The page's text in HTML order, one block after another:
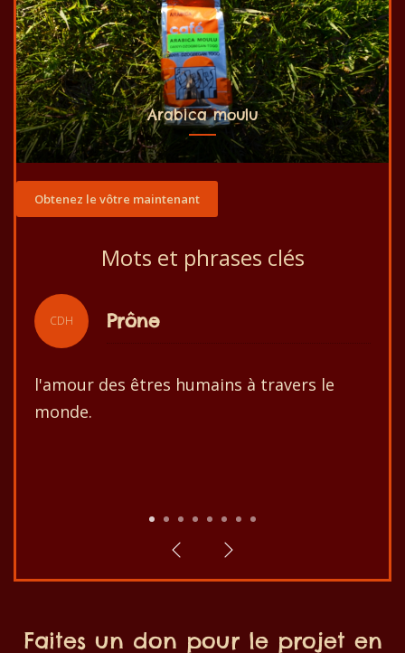
Arabica moulu
Obtenez le vôtre maintenant
Mots et phrases clés
CDH Slogan
Centre des Hommes vise le meilleur
développement de la population et de son
1 2 3 4 5 6 7
Faites un don pour le projet en